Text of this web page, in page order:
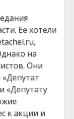
Ее хотели
на
Они
«Депутату
к акции и